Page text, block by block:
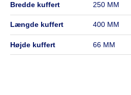
bredde kuffert 250 MM
længde kuffert 400 MM
højde kuffert 66 MM